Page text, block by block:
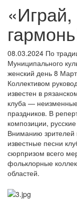
08.03.2024 По
Муниципального
женский день 8
Коллективом
известен в
клуба — неизменные
праздников. В
композиции,
Вниманию зрителей
известные песни
сюрпризом всего
фольклорные
областей.